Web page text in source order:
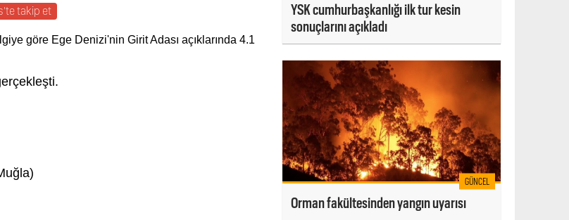
takip et
göre Ege Denizi'nin Girit Adası açıklarında 4.1
YSK cumhurbaşkanlığı ilk tur kesin
sonuçlarını açıkladı
GÜNCEL
Orman fakültesinden yangın uyarısı